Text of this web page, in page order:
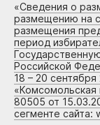
«Сведения о
размещению на
размещения
период
Российской
18 – 20
80505 от
сегменте сайта: